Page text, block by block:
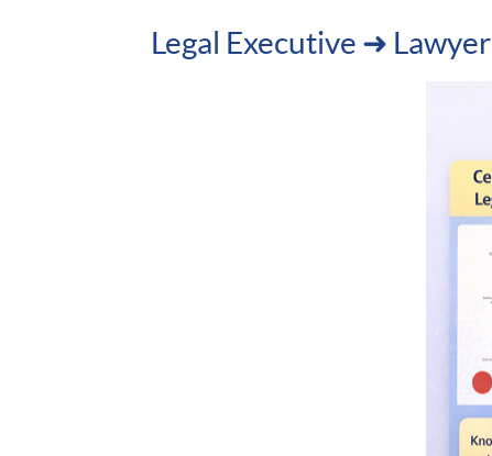
Legal Executive ➜ Lawyer